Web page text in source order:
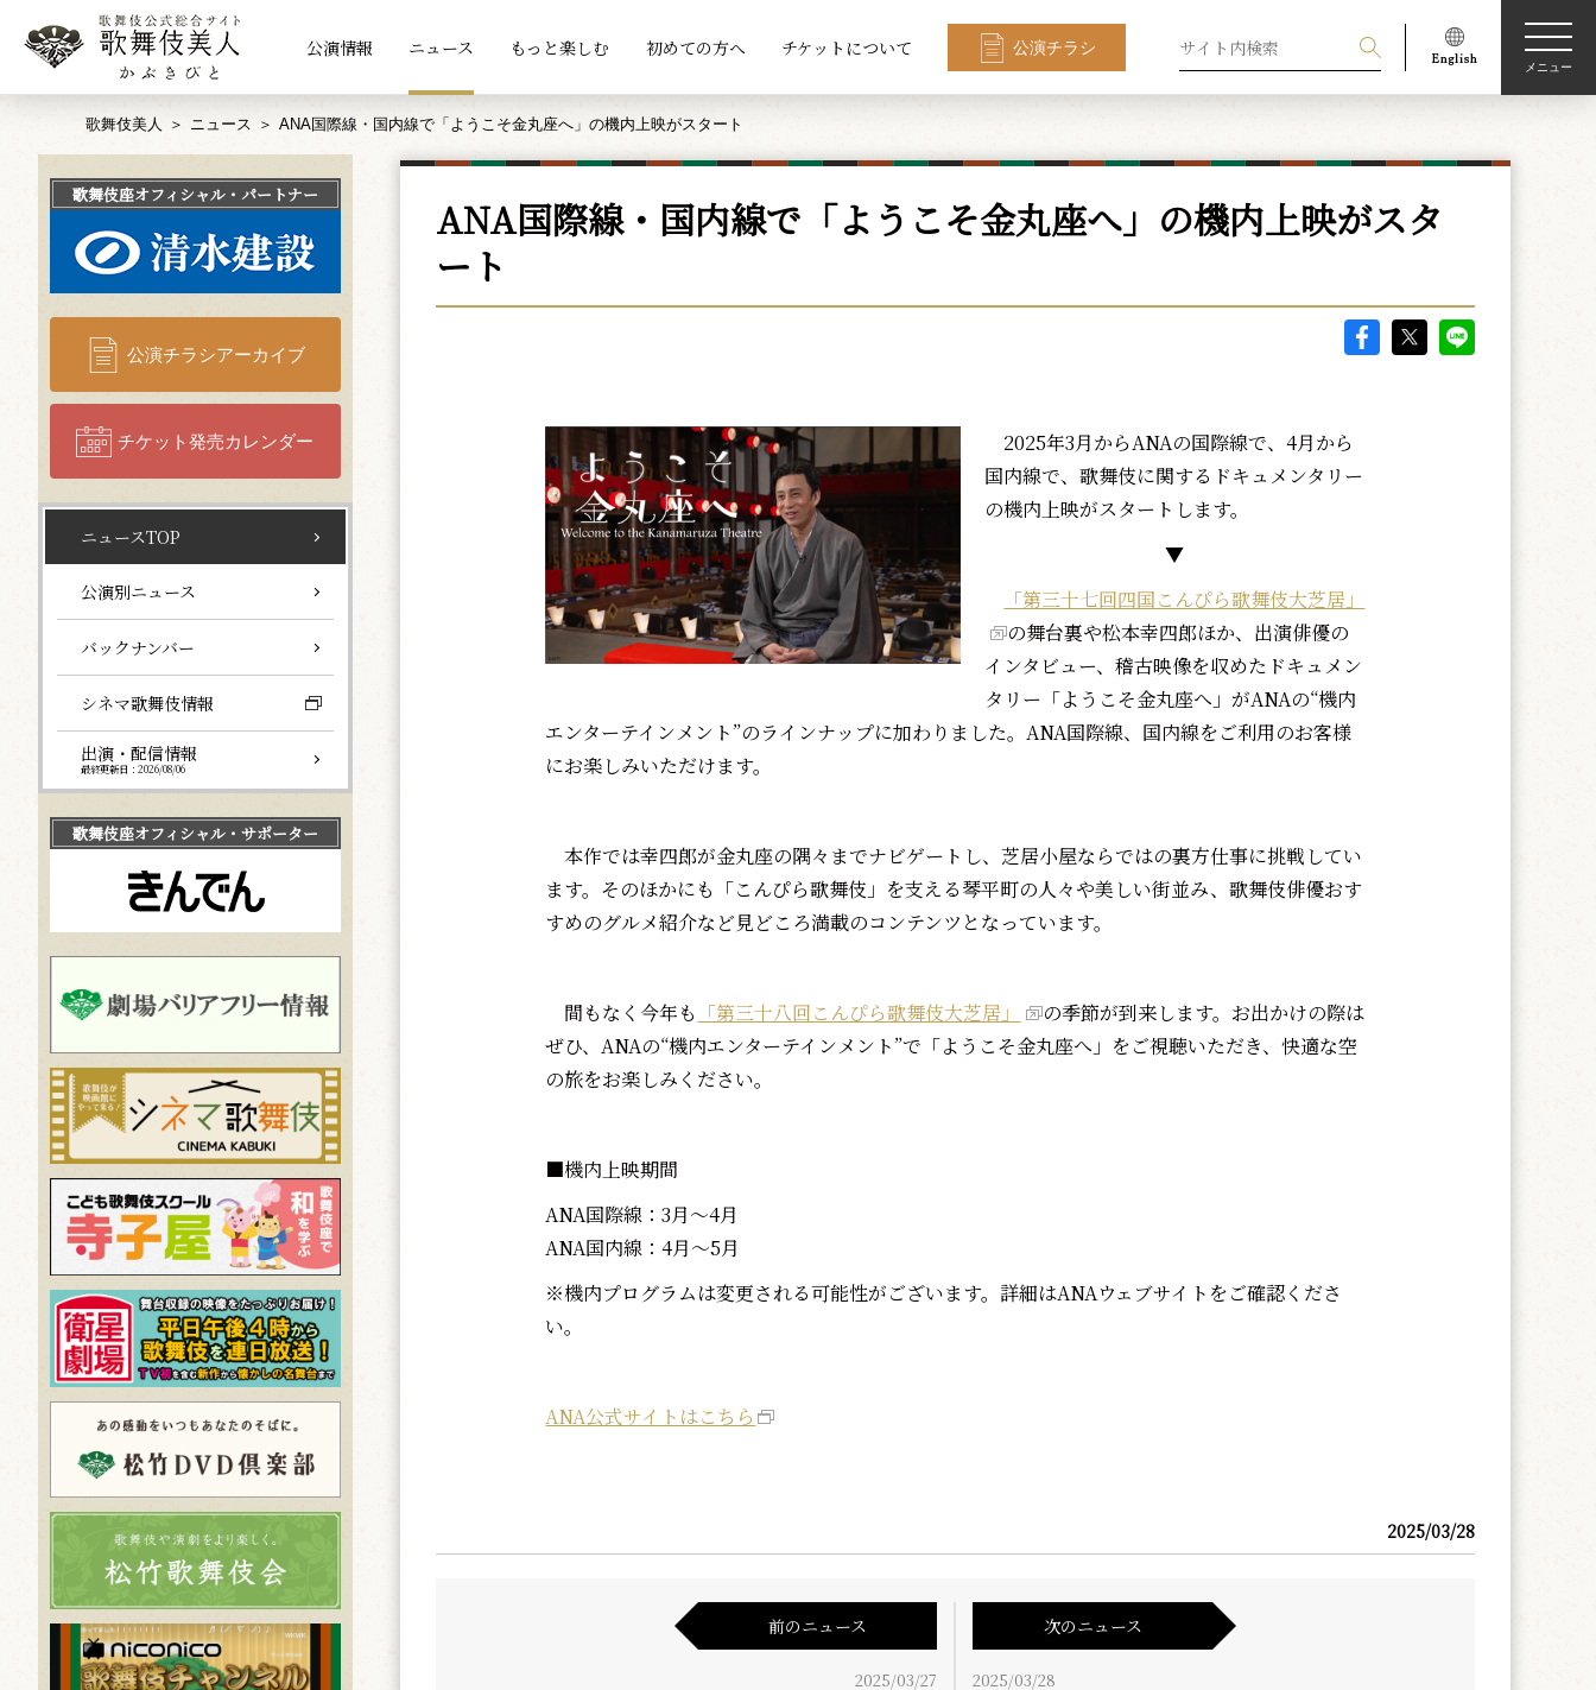
公演情報 ニュース もっと楽しむ 初めての方へ チケットについて 公演チラシ
メニュー
歌舞伎美人 ニュース ANA国際線・国内線で「ようこそ金丸座へ」の機内上映がスタート
ANA国際線・国内線で「ようこそ金丸座へ」の機内上映がスタ
ート
2025年3月からANAの国際線で、4月から
国内線で、歌舞伎に関するドキュメンタリー
の機内上映がスタートします。
▼
「第三十七回四国こんぴら歌舞伎大芝居」
の舞台裏や松本幸四郎ほか、出演俳優の
インタビュー、稽古映像を収めたドキュメン
タリー「ようこそ金丸座へ」がANAの“機内
エンターテインメント”のラインナップに加わりました。ANA国際線、国内線をご利用のお客様
にお楽しみいただけます。
本作では幸四郎が金丸座の隅々までナビゲートし、芝居小屋ならではの裏方仕事に挑戦してい
ます。そのほかにも「こんぴら歌舞伎」を支える琴平町の人々や美しい街並み、歌舞伎俳優おす
すめのグルメ紹介など見どころ満載のコンテンツとなっています。
間もなく今年も 「第三十八回こんぴら歌舞伎大芝居」
の季節が到来します。お出かけの際は
ぜひ、ANAの“機内エンターテインメント”で「ようこそ金丸座へ」をご視聴いただき、快適な空
の旅をお楽しみください。
■機内上映期間
ANA国際線：3月～4月
ANA国内線：4月～5月
※機内プログラムは変更される可能性がございます。詳細はANAウェブサイトをご確認くださ
い。
ANA公式サイトはこちら
2025/03/28
前のニュース
2025/03/27
次のニュース
2025/03/28
歌舞伎座オフィシャル・パートナー
公演チラシアーカイブ
チケット発売カレンダー
ニュースTOP
公演別ニュース
バックナンバー
シネマ歌舞伎情報
出演・配信情報
最終更新日：2026/08/06
歌舞伎座オフィシャル・サポーター